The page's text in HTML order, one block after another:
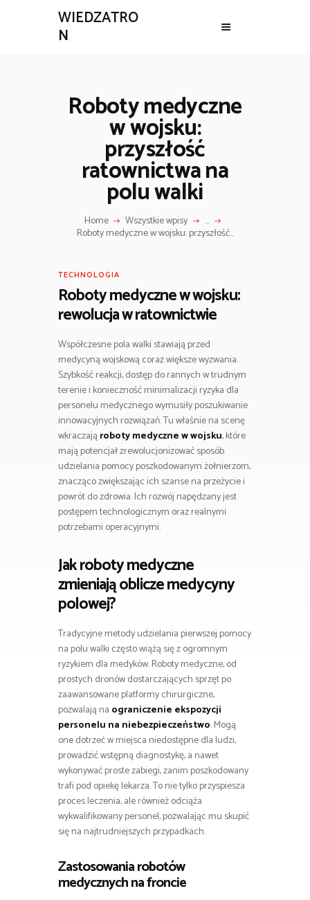
WIEDZATRO
N
Roboty medyczne
w wojsku:
przyszłość
ratownictwa na
polu walki
Home Wszystkie wpisy ...
Roboty medyczne w wojsku: przyszłość...
TECHNOLOGIA
Roboty medyczne w wojsku:
rewolucja w ratownictwie
Współczesne pola walki stawiają przed
medycyną wojskową coraz większe wyzwania.
Szybkość reakcji, dostęp do rannych w trudnym
terenie i konieczność minimalizacji ryzyka dla
personelu medycznego wymusiły poszukiwanie
innowacyjnych rozwiązań. Tu właśnie na scenę
wkraczająroboty medyczne w wojsku, które
mają potencjał zrewolucjonizować sposób
udzielania pomocy poszkodowanym żołnierzom,
znacząco zwiększając ich szanse na przeżycie i
powrót do zdrowia. Ich rozwój napędzany jest
postępem technologicznym oraz realnymi
potrzebami operacyjnymi.
Jak roboty medyczne
zmieniają oblicze medycyny
polowej?
Tradycyjne metody udzielania pierwszej pomocy
na polu walki często wiążą się z ogromnym
ryzykiem dla medyków. Roboty medyczne, od
prostych dronów dostarczających sprzęt po
zaawansowane platformy chirurgiczne,
pozwalają na ograniczenie ekspozycji
personelu na niebezpieczeństwo. Mogą
one dotrzeć w miejsca niedostępne dla ludzi,
prowadzić wstępną diagnostykę, a nawet
wykonywać proste zabiegi, zanim poszkodowany
trafi pod opiekę lekarza. To nie tylko przyspiesza
proces leczenia, ale również odciąża
wykwalifikowany personel, pozwalając mu skupić
się na najtrudniejszych przypadkach.
Zastosowania robotów
medycznych na froncie